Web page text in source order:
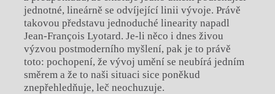
jednotné, lineárně se odvíjející linii vývoje. Právě
takovou představu jednoduché linearity napadl
Jean-François Lyotard. Je-li něco i dnes živou
výzvou postmoderního myšlení, pak je to právě
toto: pochopení, že vývoj umění se neubírá jedním
směrem a že to naši situaci sice poněkud
znepřehledňuje, leč neochuzuje.